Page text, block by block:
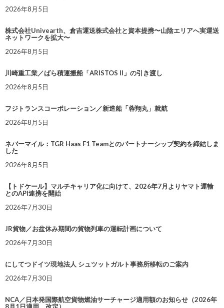
2026年8月5日
株式会社Univearth、倉吉運送株式会社と資本提携〜山陰エリアへ実運送
ネットワークを拡大〜
2026年8月5日
川崎重工業／ばら積運搬船「ARISTOS II」の引き渡し
2026年8月5日
フジトランスコーポレーション／新造船「蓉翔丸」就航
2026年8月5日
ネバーマイル：TGR Haas F1 Teamとのパートナーシップ契約を締結しま
した
2026年8月5日
【トドケール】マルチキャリア化に向けて、2026年7月よりヤマト運輸
とのAPI連携を開始
2026年7月30日
JR貨物／お盆休み期間の貨物列車の運転計画について
2026年7月30日
にしてつドイツ現地法人 シュツットガルト事務所移転のご案内
2026年7月30日
NCA／日本発国際航空貨物燃油サーチャージ適用額のお知らせ（2026年